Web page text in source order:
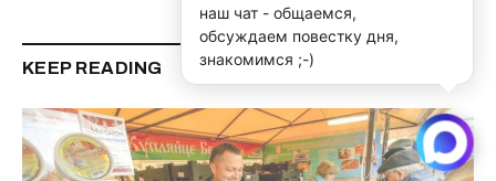
KEEP READING
наш чат - общаемся,
обсуждаем повестку дня,
знакомимся ;-)